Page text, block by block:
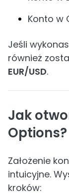
Konto w
Jeśli
również
EUR/USD.
Jak
Options?
Założenie
intuicyjne.
kroków: